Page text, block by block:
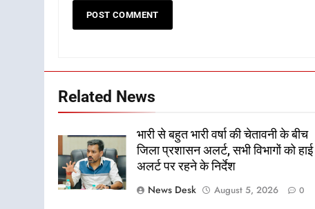
Related News
भारी से बहुत भारी वर्षा की चेतावनी के बीच
जिला प्रशासन अलर्ट, सभी विभागों को हाई
अलर्ट पर रहने के निर्देश
News Desk
August 5, 2026 0